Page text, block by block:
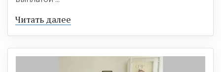
Читать далее